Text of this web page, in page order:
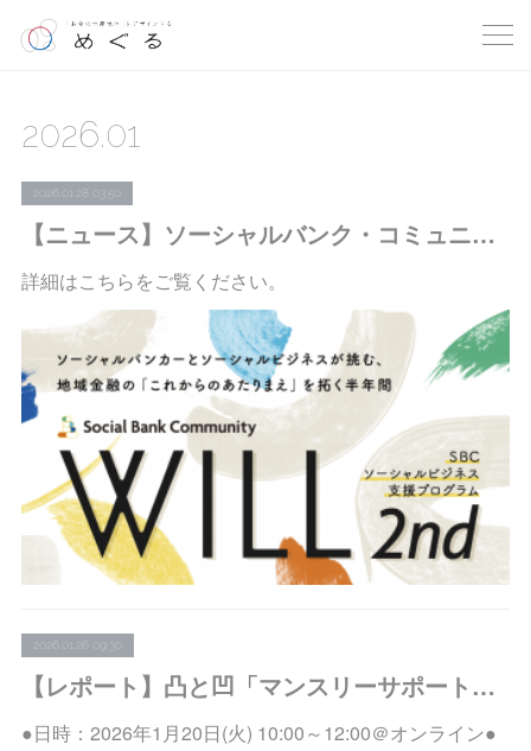
2026.01
2026.01.28 03:50
【ニュース】ソーシャルバンク・コミュニティ：「SBCソーシャルビジネス支援プログラム『WILL 2nd』2026＠オンライン」参加金融機関等の募集を開始しました
詳細はこちらをご覧ください。
2026.01.26 09:30
【レポート】凸と凹「マンスリーサポートプログラム」登録先向け集合研修vol.36を開催しました
●日時：2026年1月20日(火) 10:00～12:00＠オンライン●